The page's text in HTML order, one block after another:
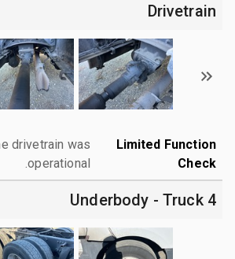
Drivetrain
Limited Function
Check
drivetrain was
operational.
4 Underbody - Truck